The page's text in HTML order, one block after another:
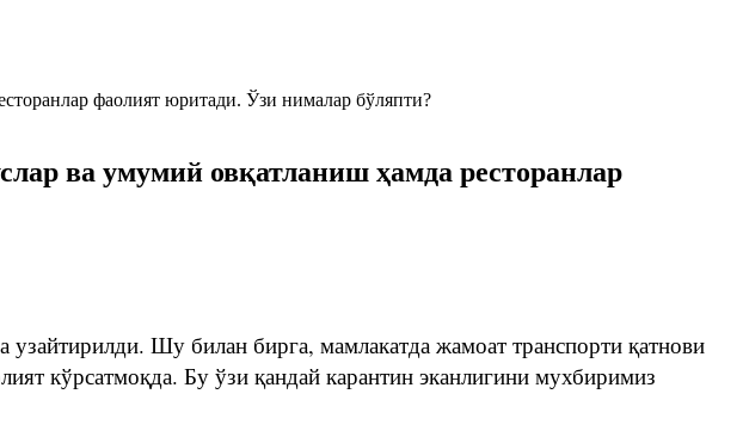
ва умумий овқатланиш ҳамда ресторанлар
узайтирилди. Шу билан бирга, мамлакатда жамоат транспорти қатнови
кўрсатмоқда. Бу ўзи қандай карантин эканлигини мухбиримиз